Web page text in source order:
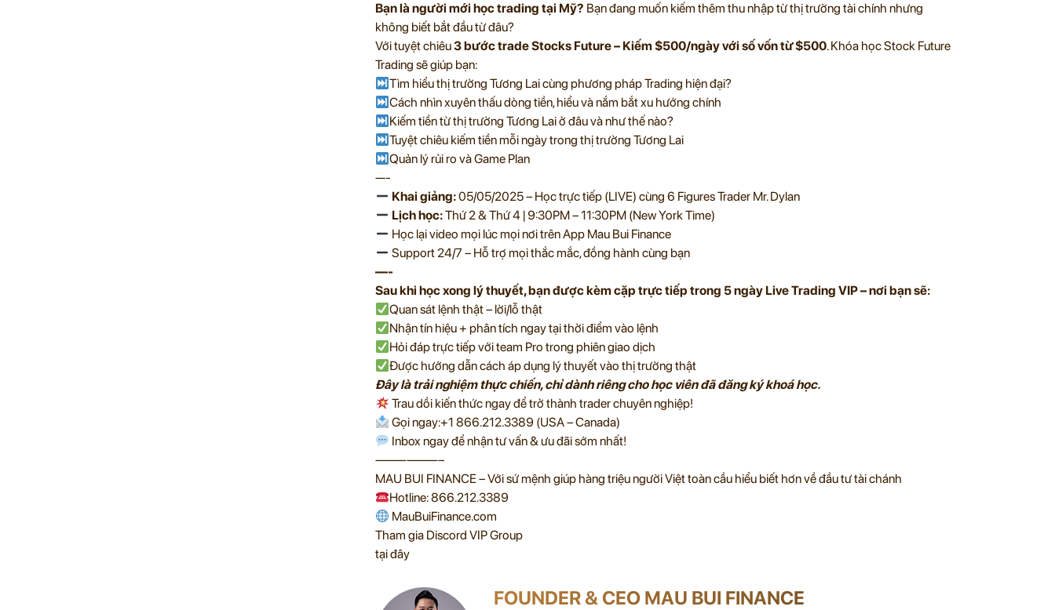
Bạn là người mới học trading tại Mỹ? Bạn đang muốn kiếm thêm thu nhập từ thị trường tài chính nhưng
không biết bắt đầu từ đâu?
Với tuyệt chiêu3 bước trade Stocks Future – Kiếm $500/ngày với số vốn từ $500. Khóa học Stock Future
Trading sẽ giúp bạn:
Tìm hiểu thị trường Tương Lai cùng phương pháp Trading hiện đại?
Cách nhìn xuyên thấu dòng tiền, hiểu và nắm bắt xu hướng chính
Kiếm tiền từ thị trường Tương Lai ở đâu và như thế nào?
Tuyệt chiêu kiếm tiền mỗi ngày trong thị trường Tương Lai
Quản lý rủi ro và Game Plan
—-
Khai giảng:05/05/2025 – Học trực tiếp (LIVE) cùng 6 Figures Trader Mr. Dylan
Lịch học:Thứ 2 & Thứ 4 | 9:30PM – 11:30PM (New York Time)
Học lại video mọi lúc mọi nơi trên App Mau Bui Finance
Support 24/7 – Hỗ trợ mọi thắc mắc, đồng hành cùng bạn
—-
Sau khi học xong lý thuyết, bạn được kèm cặp trực tiếp trong 5 ngày Live Trading VIP – nơi bạn sẽ:
Quan sát lệnh thật – lời/lỗ thật
Nhận tín hiệu + phân tích ngay tại thời điểm vào lệnh
Hỏi đáp trực tiếp với team Pro trong phiên giao dịch
Được hướng dẫn cách áp dụng lý thuyết vào thị trường thật
Đây là trải nghiệm thực chiến, chỉ dành riêng cho học viên đã đăng ký khoá học.
Trau dồi kiến thức ngay để trở thành trader chuyên nghiệp!
Gọi ngay:+1 866.212.3389 (USA – Canada)
Inbox ngay để nhận tư vấn & ưu đãi sớm nhất!
——————–
MAU BUI FINANCE – Với sứ mệnh giúp hàng triệu người Việt toàn cầu hiểu biết hơn về đầu tư tài chánh
Hotline: 866.212.3389
MauBuiFinance.com
Tham gia Discord VIP Group
tại đây
FOUNDER & CEO MAU BUI FINANCE